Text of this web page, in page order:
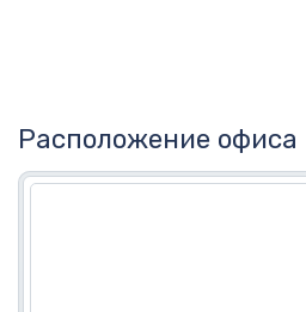
Расположение офиса